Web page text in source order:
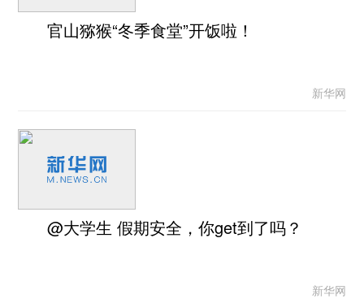
官山猕猴“冬季食堂”开饭啦！
新华网
@大学生 假期安全，你get到了吗？
新华网